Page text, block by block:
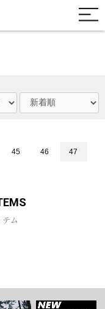
45 46 47
ム